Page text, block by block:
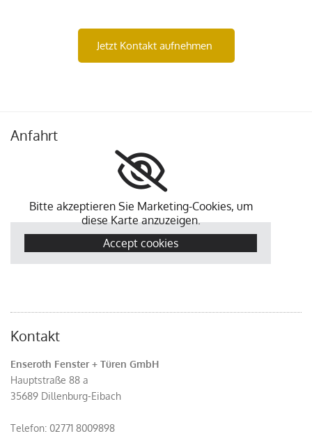
Jetzt Kontakt aufnehmen
Anfahrt
Bitte akzeptieren Sie Marketing-Cookies, um
diese Karte anzuzeigen.
Accept cookies
Kontakt
Enseroth Fenster + Türen GmbH
Hauptstraße 88 a
35689 Dillenburg-Eibach
Telefon: 02771 8009898